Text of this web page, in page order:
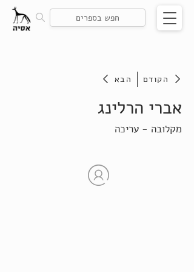
הבא הקודם
אברי הרלינג
מקלובה - עריכה